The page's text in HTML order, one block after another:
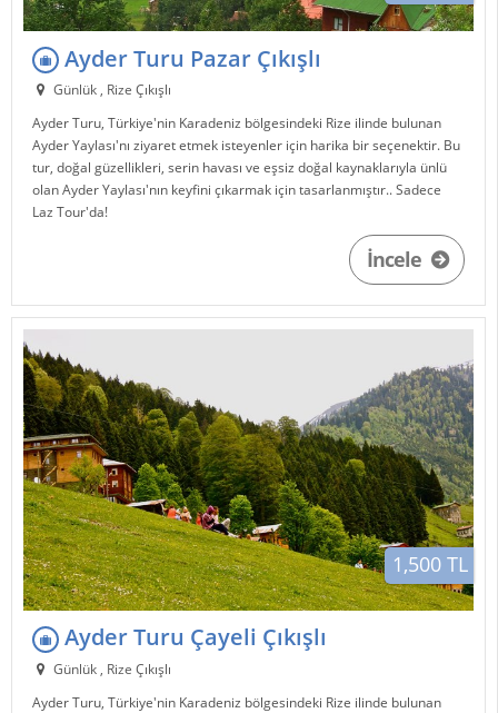
Ayder Turu Pazar Çıkışlı
Günlük , Rize Çıkışlı
Ayder Turu, Türkiye'nin Karadeniz bölgesindeki Rize ilinde bulunan
Ayder Yaylası'nı ziyaret etmek isteyenler için harika bir seçenektir. Bu
tur, doğal güzellikleri, serin havası ve eşsiz doğal kaynaklarıyla ünlü
olan Ayder Yaylası'nın keyfini çıkarmak için tasarlanmıştır.. Sadece
Laz Tour'da!
İncele
1,500 TL
Ayder Turu Çayeli Çıkışlı
Günlük , Rize Çıkışlı
Ayder Turu, Türkiye'nin Karadeniz bölgesindeki Rize ilinde bulunan